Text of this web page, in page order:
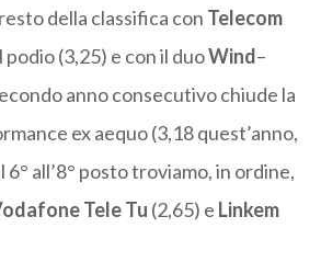
della classifica con Telecom
podio (3,25) e con il duoWind–
anno consecutivo chiude la
ex aequo (3,18 quest’anno,
6° all’8° posto troviamo, in ordine,
TeleTu (2,65) e Linkem